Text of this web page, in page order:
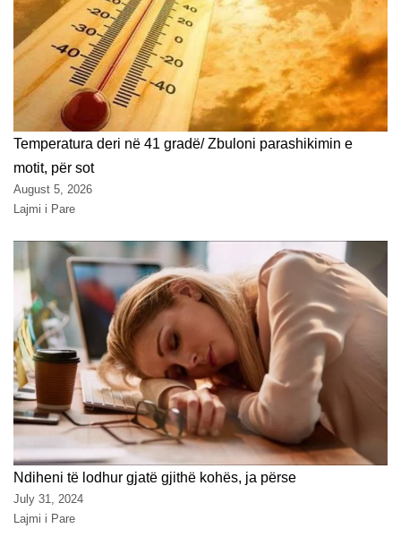
Temperatura deri në 41 gradë/ Zbuloni parashikimin e
motit, për sot
August 5, 2026
Lajmi i Pare
Ndiheni të lodhur gjatë gjithë kohës, ja përse
July 31, 2024
Lajmi i Pare